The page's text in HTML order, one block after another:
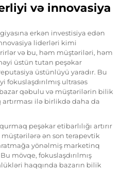
və innovasiya
erkən investisiya edən
liderləri kimi
və bu, həm müştəriləri, həm
üstün tutan peşəkar
üstünlüyü yaradır. Bu
ultrasəs
qəbulu və müştərilərin bilik
ilə birlikdə daha da
peşəkar etibarlılığı artırır
ən son terapevtik
yönəlmiş marketinq
mövqe, fokuslaşdırılmış
haqqında bazarın bilik